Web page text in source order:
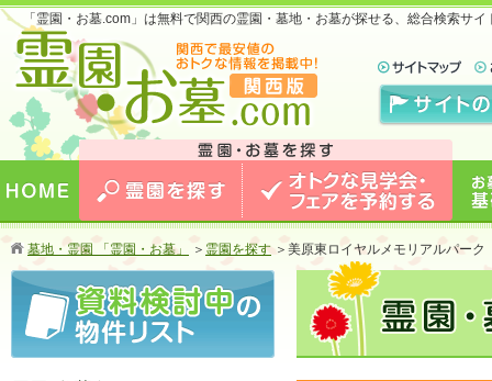
「霊園・お墓.com」は無料で関西の霊園・墓地・お墓が探せる、総合検索サ
お墓のことなら霊園・お墓.com 関西版 関西で
最安値のおトクな情報を掲載中！
する
墓地・霊園 「霊園・お墓」 ＞ 霊園を探す ＞ 美原東ロイヤルメモリアルパー